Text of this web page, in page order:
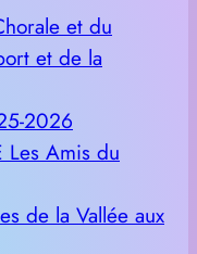
et du
et de la
2026
Les Amis du
de la Vallée aux